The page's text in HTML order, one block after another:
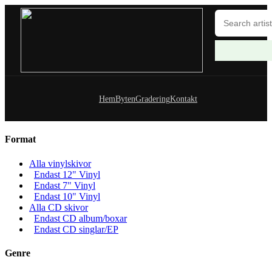
HemBytenGraderingKontakt
Format
Alla vinylskivor
Endast 12" Vinyl
Endast 7" Vinyl
Endast 10" Vinyl
Alla CD skivor
Endast CD album/boxar
Endast CD singlar/EP
Genre